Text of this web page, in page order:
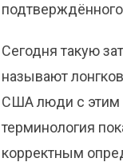
Сегодня такую
называют
США люди с этим
терминология
корректным